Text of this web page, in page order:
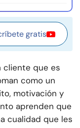
gratis
cliente que es
como un
motivación y
aprenden que
cualidad que les